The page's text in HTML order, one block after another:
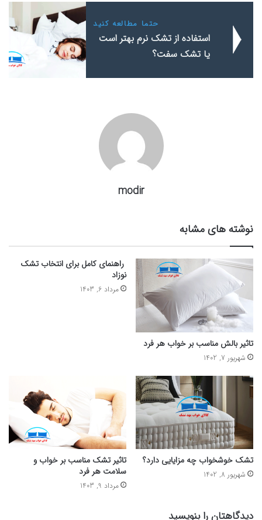
حتما مطالعه کنید
استفاده از تشک نرم بهتر است
یا تشک سفت؟
modir
نوشته های مشابه
تاثیر بالش مناسب بر خواب هر فرد
شهریور 7, 1402
راهنمای کامل برای انتخاب تشک
نوزاد
مرداد 6, 1403
تشک خوشخواب چه مزایایی دارد؟
شهریور 8, 1402
تاثیر تشک مناسب بر خواب و
سلامت هر فرد
مرداد 9, 1403
دیدگاهتان را بنویسید